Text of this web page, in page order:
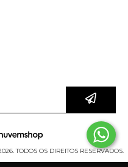
TODOS OS DIREITOS RESERVADOS.